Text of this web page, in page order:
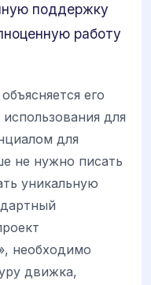
поддержку
работу
его
для
для
не нужно писать
уникальную
необходимо
движка,